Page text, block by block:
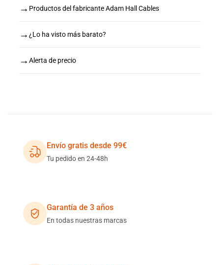
→ Productos del fabricante Adam Hall Cables
→ ¿Lo ha visto más barato?
→ Alerta de precio
Envío gratis desde 99€
Tu pedido en 24-48h
Garantía de 3 años
En todas nuestras marcas